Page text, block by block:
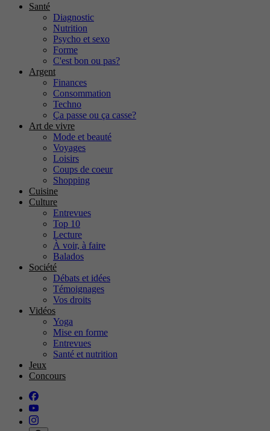
Santé
Diagnostic
Nutrition
Psycho et sexo
Forme
C'est bon ou pas?
Argent
Finances
Consommation
Techno
Ça passe ou ça casse?
Art de vivre
Mode et beauté
Voyages
Loisirs
Coups de coeur
Shopping
Cuisine
Culture
Entrevues
Top 10
Lecture
À voir, à faire
Balados
Société
Débats et idées
Témoignages
Vos droits
Vidéos
Yoga
Mise en forme
Entrevues
Santé et nutrition
Jeux
Concours